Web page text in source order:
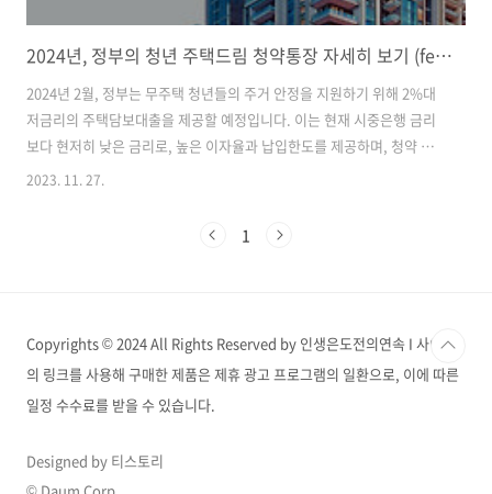
2024년, 정부의 청년 주택드림 청약통장 자세히 보기 (feat. 주택드림 대출)
2024년 2월, 정부는 무주택 청년들의 주거 안정을 지원하기 위해 2%대
저금리의 주택담보대출을 제공할 예정입니다. 이는 현재 시중은행 금리
보다 현저히 낮은 금리로, 높은 이자율과 납입한도를 제공하며, 청약 당
첨 시 저금리 대출 혜택이 주어집니다. 추가로, 결혼 및 출산 시 추가 금리
정책 - 청년 주택드림 청약통장 2024년 2월, 한국 정부는 무주택 청년들
2023. 11. 27.
1
Copyrights © 2024 All Rights Reserved by 인생은도전의연속 I 사이트
의 링크를 사용해 구매한 제품은 제휴 광고 프로그램의 일환으로, 이에 따른
일정 수수료를 받을 수 있습니다.
Designed by 티스토리